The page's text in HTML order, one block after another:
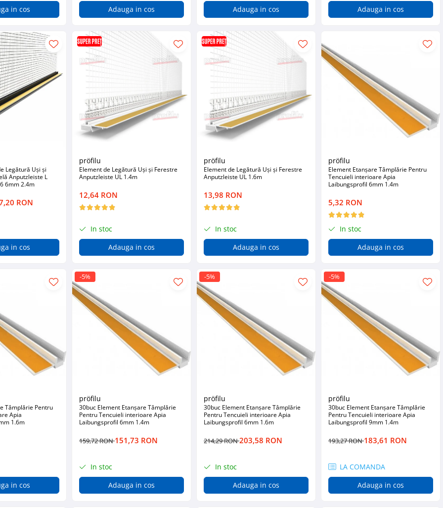
in cos
Adauga in cos
Adauga in cos
Adauga in cos
Legătură Uși și
Anputzleiste L
6mm 2.4m
RON
in cos
pröfilu
Element de Legătură Uși și Ferestre
Anputzleiste UL 1.4m
12,64 RON
In stoc
Adauga in cos
pröfilu
Element de Legătură Uși și Ferestre
Anputzleiste UL 1.6m
13,98 RON
In stoc
Adauga in cos
pröfilu
Element Etanșare Tâmplărie Pentru
Tencuieli interioare Apia
Laibungsprofil 6mm 1.4m
5,32 RON
In stoc
Adauga in cos
Tâmplărie Pentru
Apia
1.6m
in cos
-5%
pröfilu
30buc Element Etanșare Tâmplărie
Pentru Tencuieli interioare Apia
Laibungsprofil 6mm 1.4m
159,72 RON151,73 RON
In stoc
Adauga in cos
-5%
pröfilu
30buc Element Etanșare Tâmplărie
Pentru Tencuieli interioare Apia
Laibungsprofil 6mm 1.6m
214,29 RON203,58 RON
In stoc
Adauga in cos
-5%
pröfilu
30buc Element Etanșare Tâmplărie
Pentru Tencuieli interioare Apia
Laibungsprofil 9mm 1.4m
193,27 RON183,61 RON
LA COMANDA
Adauga in cos